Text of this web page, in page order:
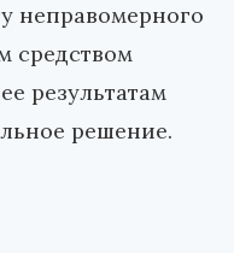
неправомерного
средством
результатам
решение.